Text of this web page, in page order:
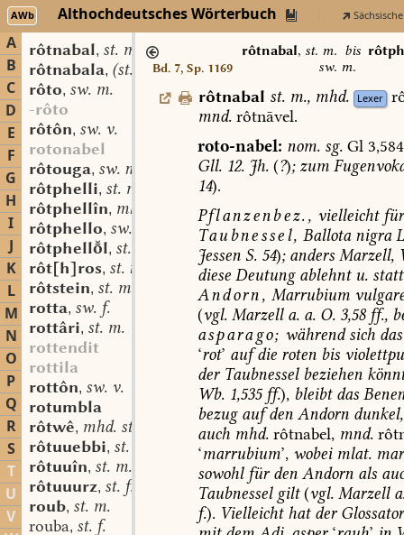
AWb Althochdeutsches Wörterbuch
A
B
C
D
E
F
G
H
I
J
K
L
M
N
O
P
Q
R
S
T
U
V
rôtnabal, st. m.
rôtnabala, (st. sw.?) f.
rôto, sw. m.
-rôto
rôtôn, sw. v.
rotonabel
rôtouga, sw. n.
rôtphelli, st. m.
rôtphellîn, mhd. adj.
rôtphello, sw. m.
rôtphelll, st. m.
rôt[h]ros, st. n.
rôtstein, st. m.
rotta, sw. f.
rottâri, st. m.
rottendit
rottila
rottôn, sw. v.
rotumbla
rôtwê, mhd. st. n. f.
rôtuuebbi, st. n.
rôtuuîn, st. m.
rôtuuurz, st. f.
roub, st. m.
rouba, st. f.
Bd. 7, Sp. 1169
rôtnabal, st. m. bis
sw. m.
rôtnabal st. m., mhd. Lexer
mnd.rôtnāvel.
roto-nabel: nom.sg.Gl
Gll.12.Jh. (?);zum
14).
Pflanzenbez., vielleichtfür
Taubnessel, Ballotanigra
JessenS.54);anders Marzell,
dieseDeutungablehntu.
Andorn, Marrubium
(vgl.Marzella.a.O.3,58ff.,
asparago; währendsichdas
‘rot’ aufdierotenbis
derTaubnesselbeziehen
Wb.1,535ff.), bleibtdas
bezugaufdenAndorndunkel,
auchmhd. rôtnabel, mnd.
‘marrubium’, wobeimlat.
sowohlfürdenAndornals
Taubnesselgilt(vgl.Marzell
f.). Vielleicht hatderGlossator